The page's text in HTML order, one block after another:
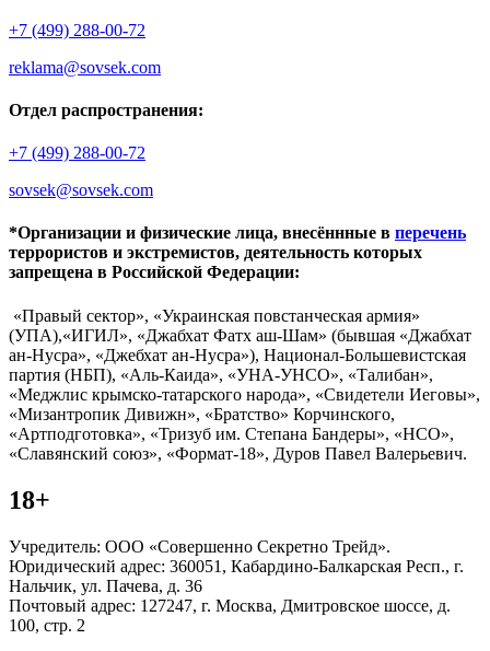
+7 (499) 288-00-72
reklama@sovsek.com
Отдел распространения:
+7 (499) 288-00-72
sovsek@sovsek.com
*Организации и физические лица, внесённные в перечень
террористов и экстремистов, деятельность которых
запрещена в Российской Федерации:
«Правый сектор», «Украинская повстанческая армия»
(УПА),«ИГИЛ», «Джабхат Фатх аш-Шам» (бывшая «Джабхат
ан-Нусра», «Джебхат ан-Нусра»), Национал-Большевистская
партия (НБП), «Аль-Каида», «УНА-УНСО», «Талибан»,
«Меджлис крымско-татарского народа», «Свидетели Иеговы»,
«Мизантропик Дивижн», «Братство» Корчинского,
«Артподготовка», «Тризуб им. Степана Бандеры», «НСО»,
«Славянский союз», «Формат-18», Дуров Павел Валерьевич.
18+
Учредитель: ООО «Совершенно Секретно Трейд».
Юридический адрес: 360051, Кабардино-Балкарская Респ., г.
Нальчик, ул. Пачева, д. 36
Почтовый адрес: 127247, г. Москва, Дмитровское шоссе, д.
100, стр. 2